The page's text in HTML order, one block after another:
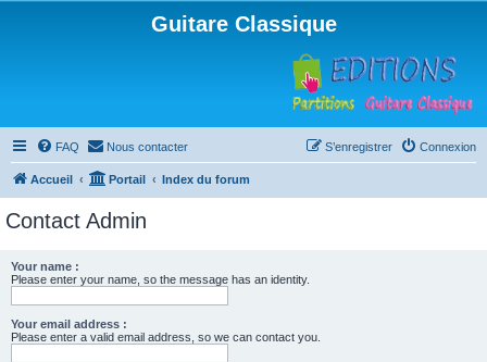
Guitare Classique
FAQ Nous contacter Connexion
S’enregistrer
Accueil Portail Index du forum
Contact Admin
Your name :
Please enter your name, so the message has an identity.
Your email address :
Please enter a valid email address, so we can contact you.